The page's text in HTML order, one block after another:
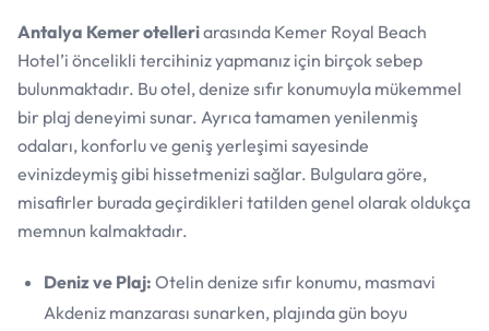
Antalya Kemer otelleriarasında Kemer Royal Beach
Hotel’i öncelikli tercihiniz yapmanız için birçok sebep
bulunmaktadır. Bu otel, denize sıfır konumuyla mükemmel
bir plaj deneyimi sunar. Ayrıca tamamen yenilenmiş
odaları, konforlu ve geniş yerleşimi sayesinde
evinizdeymiş gibi hissetmenizi sağlar. Bulgulara göre,
misafirler burada geçirdikleri tatilden genel olarak oldukça
memnun kalmaktadır.
Deniz ve Plaj: Otelin denize sıfır konumu, masmavi
Akdeniz manzarası sunarken, plajında gün boyu